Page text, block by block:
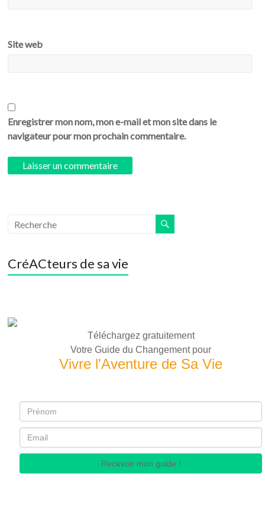
Site web
Enregistrer mon nom, mon e-mail et mon site dans le
navigateur pour mon prochain commentaire.
CréACteurs de sa vie
Téléchargez gratuitement
Votre Guide du Changement pour
Vivre l'Aventure de Sa Vie
Recevoir mon guide !